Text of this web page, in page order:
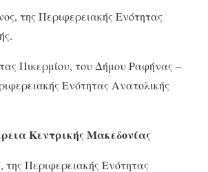
της Περιφερειακής Ενότητας
Πικερμίου, του Δήμου Ραφήνας –
Ενότητας Ανατολικής
Κεντρικής Μακεδονίας
της Περιφερειακής Ενότητας